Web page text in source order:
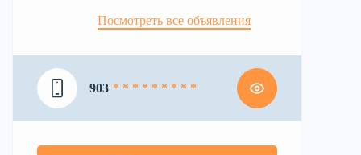
Посмотреть все объявления
903 * * * * * * * * *